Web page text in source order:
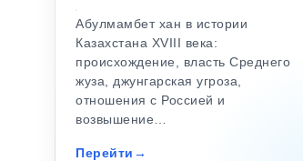
Абулмамбет хан в истории
Казахстана XVIII века:
происхождение, власть Среднего
жуза, джунгарская угроза,
отношения с Россией и
возвышение…
Перейти